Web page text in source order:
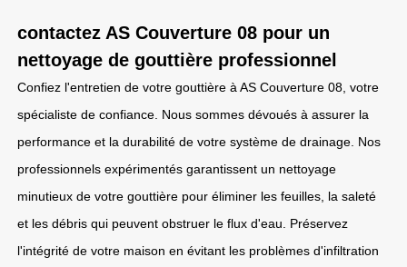
contactez AS Couverture 08 pour un
nettoyage de gouttière professionnel
Confiez l'entretien de votre gouttière à AS Couverture 08, votre
spécialiste de confiance. Nous sommes dévoués à assurer la
performance et la durabilité de votre système de drainage. Nos
professionnels expérimentés garantissent un nettoyage
minutieux de votre gouttière pour éliminer les feuilles, la saleté
et les débris qui peuvent obstruer le flux d'eau. Préservez
l'intégrité de votre maison en évitant les problèmes d'infiltration